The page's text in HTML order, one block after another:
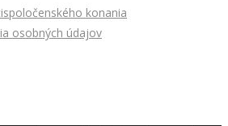
konania
osobných údajov